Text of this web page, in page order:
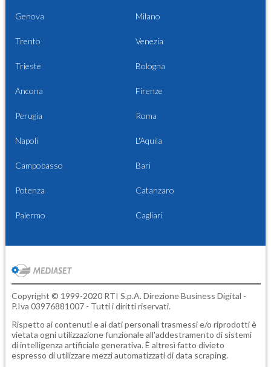
Genova Milano
Trento Venezia
Trieste Bologna
Ancona Firenze
Perugia Roma
Napoli L'Aquila
Campobasso Bari
Potenza Catanzaro
Palermo Cagliari
Copyright © 1999-2020 RTI S.p.A. Direzione Business Digital -
P.Iva 03976881007 - Tutti i diritti riservati.
Rispetto ai contenuti e ai dati personali trasmessi e/o riprodotti è
vietata ogni utilizzazione funzionale all'addestramento di sistemi
di intelligenza artificiale generativa. È altresì fatto divieto
espresso di utilizzare mezzi automatizzati di data scraping.